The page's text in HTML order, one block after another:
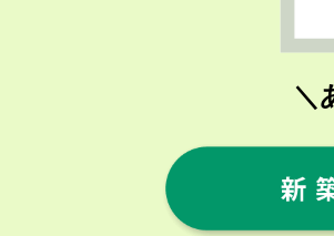
＼